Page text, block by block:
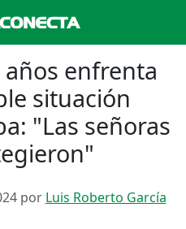
enfrenta
situación
"Las señoras
por Luis Roberto García